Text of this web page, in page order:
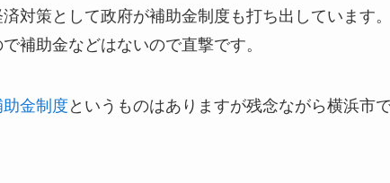
対策として政府が補助金制度も打ち出しています。
補助金などはないので直撃です。
金制度というものはありますが残念ながら横浜市